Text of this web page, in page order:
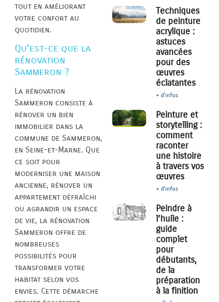
tout en améliorant
votre confort au
quotidien.
Qu’est-ce que la
rénovation
Sammeron ?
La rénovation
Sammeron consiste à
rénover un bien
immobilier dans la
commune de Sammeron,
en Seine-et-Marne. Que
ce soit pour
moderniser une maison
ancienne, rénover un
appartement défraîchi
ou agrandir un espace
de vie, la rénovation
Sammeron offre de
nombreuses
possibilités pour
transformer votre
habitat selon vos
envies. Cette démarche
Techniques
de peinture
acrylique :
astuces
avancées
pour des
œuvres
éclatantes
+ d'infos
Peinture et
storytelling :
comment
raconter
une histoire
à travers vos
œuvres
+ d'infos
Peindre à
l’huile :
guide
complet
pour
débutants,
de la
préparation
à la finition